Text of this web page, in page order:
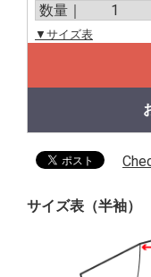
▼サイズ表
サイズ表（半袖）